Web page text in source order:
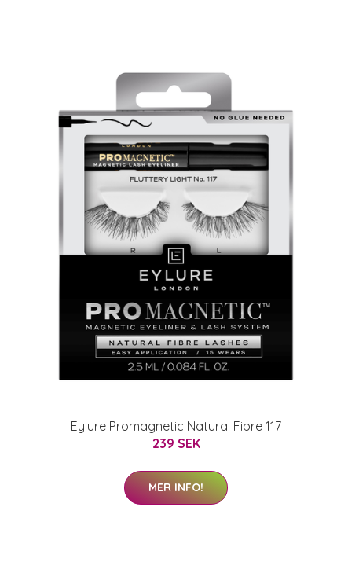
Eylure Promagnetic Natural Fibre 117
239 SEK
MER INFO!